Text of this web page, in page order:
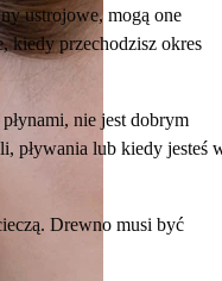
ustrojowe, mogą one
kiedy przechodzisz okres
nie jest dobrym
pływania lub kiedy jesteś
Drewno musi być